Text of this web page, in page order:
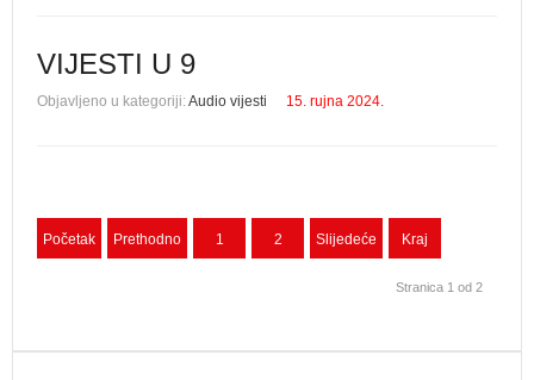
VIJESTI U 9
Objavljeno u kategoriji:Audio vijesti 15. rujna 2024.
Početak Prethodno 1 2 Slijedeće Kraj
Stranica 1 od 2